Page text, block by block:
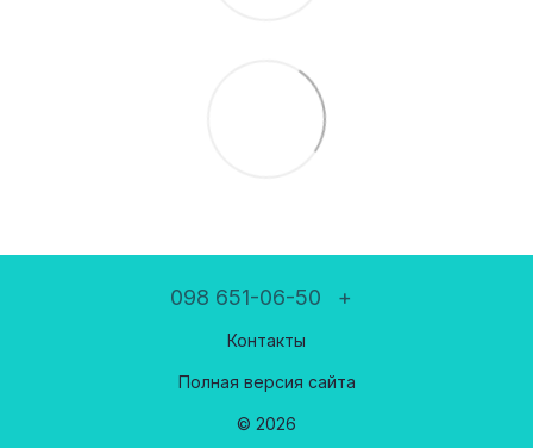
098 651-06-50 +
Контакты
Полная версия сайта
© 2026